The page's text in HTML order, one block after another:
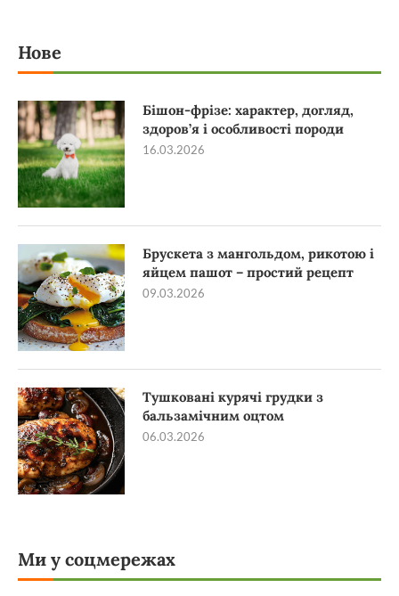
Нове
Бішон-фрізе: характер, догляд,
здоров’я і особливості породи
16.03.2026
Брускета з мангольдом, рикотою і
яйцем пашот – простий рецепт
09.03.2026
Тушковані курячі грудки з
бальзамічним оцтом
06.03.2026
Ми у соцмережах